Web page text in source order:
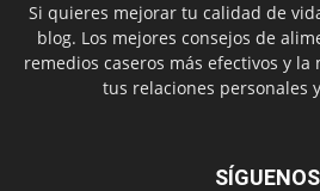
Si quieres mejorar tu calidad de
blog. Los mejores consejos de
remedios caseros más efectivos y
tus relaciones personales
SÍGUENOS